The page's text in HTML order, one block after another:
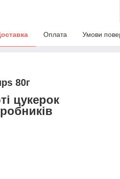
Оплата Умови
80г
цукерок